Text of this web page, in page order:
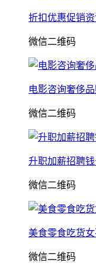
折扣优惠促销
微信二维码
电影咨询奢侈
微信二维码
升职加薪招聘
微信二维码
美食零食吃货
微信二维码